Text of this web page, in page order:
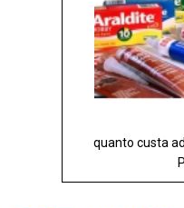
quanto custa